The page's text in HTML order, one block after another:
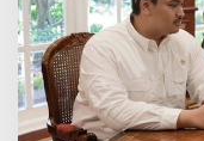
t
e
d
j
o
T